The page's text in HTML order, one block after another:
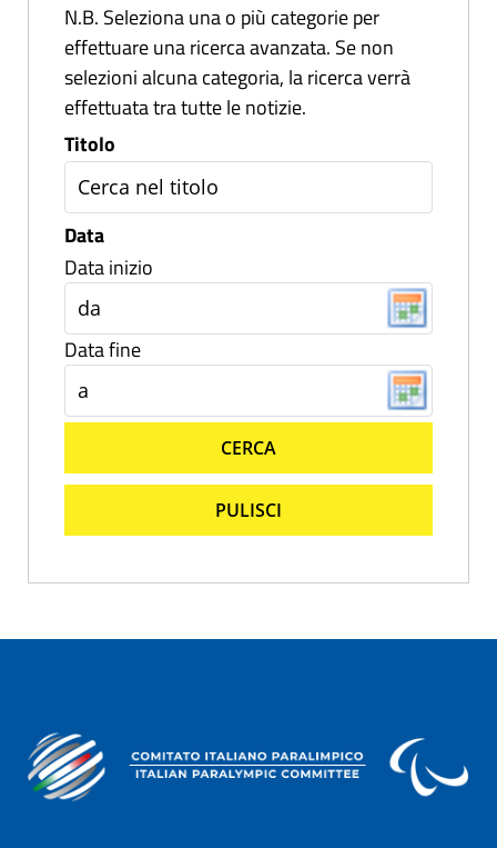
N.B. Seleziona una o più categorie per
effettuare una ricerca avanzata. Se non
selezioni alcuna categoria, la ricerca verrà
effettuata tra tutte le notizie.
Titolo
Data
Data inizio
Data fine
CERCA
PULISCI